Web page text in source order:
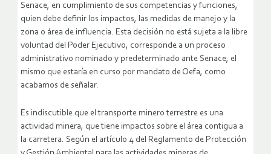
Senace, en cumplimiento de sus competencias y funciones,
quien debe definir los impactos, las medidas de manejo y la
zona o área de influencia. Esta decisión no está sujeta a la libre
voluntad del Poder Ejecutivo, corresponde a un proceso
administrativo nominado y predeterminado ante Senace, el
mismo que estaría en curso por mandato de Oefa, como
acabamos de señalar.
Es indiscutible que el transporte minero terrestre es una
actividad minera, que tiene impactos sobre el área contigua a
la carretera. Según el artículo 4 del Reglamento de Protección